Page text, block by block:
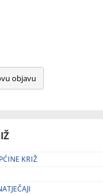
KRIŽ
objavu